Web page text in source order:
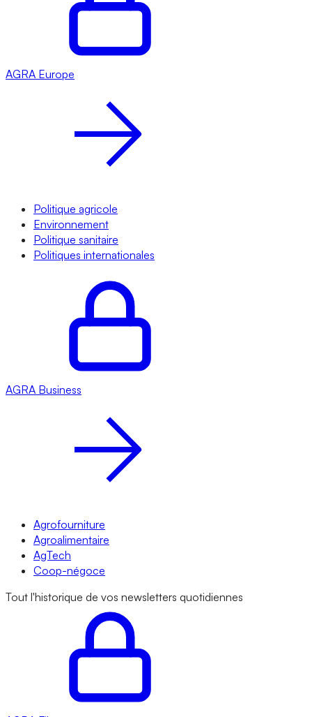
AGRA Europe
Politique agricole
Environnement
Politique sanitaire
Politiques internationales
AGRA Business
Agrofourniture
Agroalimentaire
AgTech
Coop-négoce
Tout l'historique de vos newsletters quotidiennes